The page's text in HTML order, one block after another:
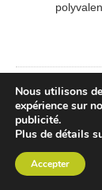
Prénom*
Votre prénom ou
Email*
Nous utilisons
expérience sur
publicité.
Plus de détails
Accepter